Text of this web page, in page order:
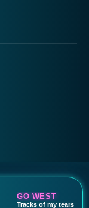
GO WEST
Tracks of my tears